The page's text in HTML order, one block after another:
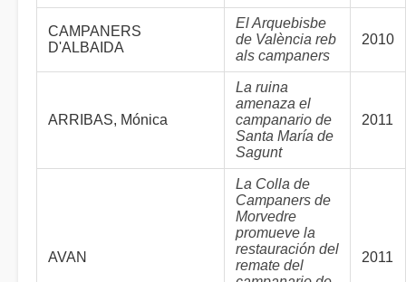
CAMPANERS
D'ALBAIDA
El Arquebisbe
de València reb
als campaners
2010
ARRIBAS, Mónica
La ruina
amenaza el
campanario de
Santa María de
Sagunt
2011
AVAN
La Colla de
Campaners de
Morvedre
promueve la
restauración del
remate del
2011